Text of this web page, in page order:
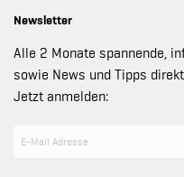
Newsletter
Alle 2 Monate spannende,
sowie News und Tipps
Jetzt anmelden: